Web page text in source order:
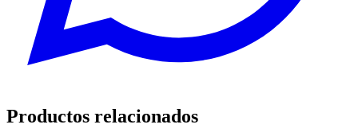
Productos relacionados